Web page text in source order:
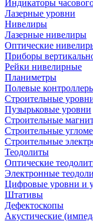
Индикаторы
Лазерные уровни
Нивелиры
Лазерные нивелиры
Оптические
Приборы
Рейки нивелирные
Планиметры
Полевые
Строительные
Пузырьковые уровни
Строительные
Строительные
Строительные
Теодолиты
Оптические
Электронные
Цифровые уровни и
Штативы
Дефектоскопы
Акустические